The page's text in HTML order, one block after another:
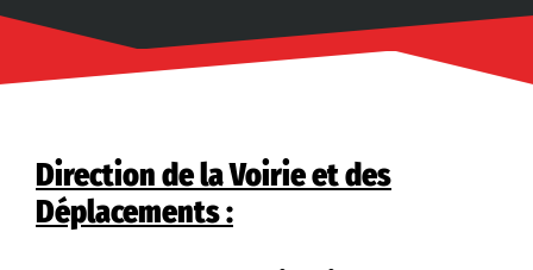
Direction de la Voirie et des
Déplacements :